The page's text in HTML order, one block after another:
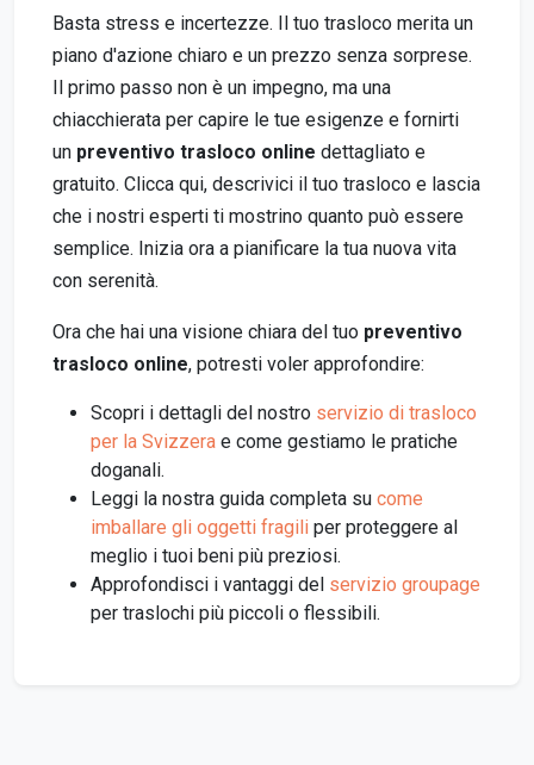
Basta stress e incertezze. Il tuo trasloco merita un
piano d'azione chiaro e un prezzo senza sorprese.
Il primo passo non è un impegno, ma una
chiacchierata per capire le tue esigenze e fornirti
un preventivo trasloco online dettagliato e
gratuito. Clicca qui, descrivici il tuo trasloco e lascia
che i nostri esperti ti mostrino quanto può essere
semplice. Inizia ora a pianificare la tua nuova vita
con serenità.
Ora che hai una visione chiara del tuo preventivo
trasloco online, potresti voler approfondire:
Scopri i dettagli del nostro servizio di trasloco
per la Svizzera e come gestiamo le pratiche
doganali.
Leggi la nostra guida completa su come
imballare gli oggetti fragili per proteggere al
meglio i tuoi beni più preziosi.
Approfondisci i vantaggi del servizio groupage
per traslochi più piccoli o flessibili.